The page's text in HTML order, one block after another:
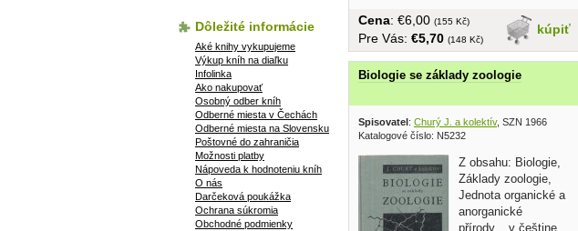
kúpiť
Cena: €6,00 (155 Kč)
Pre Vás: €5,70 (148 Kč)
Biologie se základy zoologie
Spisovatel: Churý J. a kolektív, SZN 1966
Katalogové číslo: N5232
Z obsahu: Biologie,
Základy zoologie,
Jednota organické a
anorganické
přírody... v češtine,
Dôležité informácie
Aké knihy vykupujeme
Výkup kníh na diaľku
Infolinka
Ako nakupovať
Osobný odber kníh
Odberné miesta v Čechách
Odberné miesta na Slovensku
Poštovné do zahraničia
Možnosti platby
Nápoveda k hodnoteniu kníh
O nás
Darčeková poukážka
Ochrana súkromia
Obchodné podmienky